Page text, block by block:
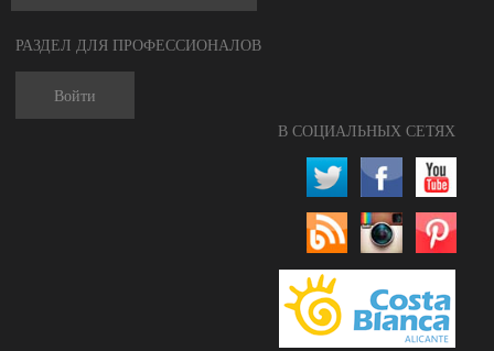
РАЗДЕЛ ДЛЯ ПРОФЕССИОНАЛОВ
Войти
В СОЦИАЛЬНЫХ СЕТЯХ